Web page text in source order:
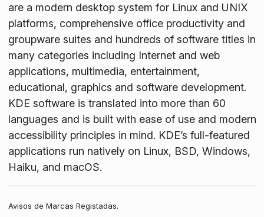
are a modern desktop system for Linux and UNIX
platforms, comprehensive office productivity and
groupware suites and hundreds of software titles in
many categories including Internet and web
applications, multimedia, entertainment,
educational, graphics and software development.
KDE software is translated into more than 60
languages and is built with ease of use and modern
accessibility principles in mind. KDE’s full-featured
applications run natively on Linux, BSD, Windows,
Haiku, and macOS.
Avisos de Marcas Registadas.